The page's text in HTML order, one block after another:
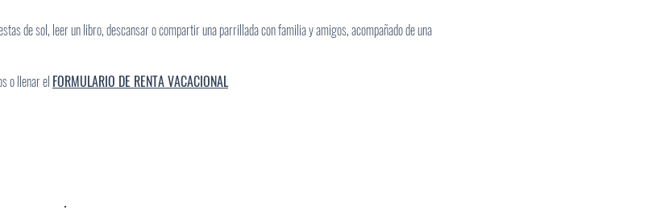
de sol, leer un libro, descansar o compartir una parrillada con familia y amigos, acompañado de una
o llenar el FORMULARIO DE RENTA VACACIONAL